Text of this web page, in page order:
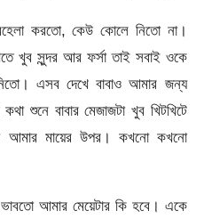
করতো, কেউ কোলে নিতো না।
খুব সুন্দর আর ফর্সা তাই সবাই ওকে
এসব দেখে বাবাও আমার জন্য
শুনে বাবার মেজাজটা খুব খিটখিটে
আমার মায়ের উপর। কখনো কখনো
আমার মেয়েটার কি হবে। একে